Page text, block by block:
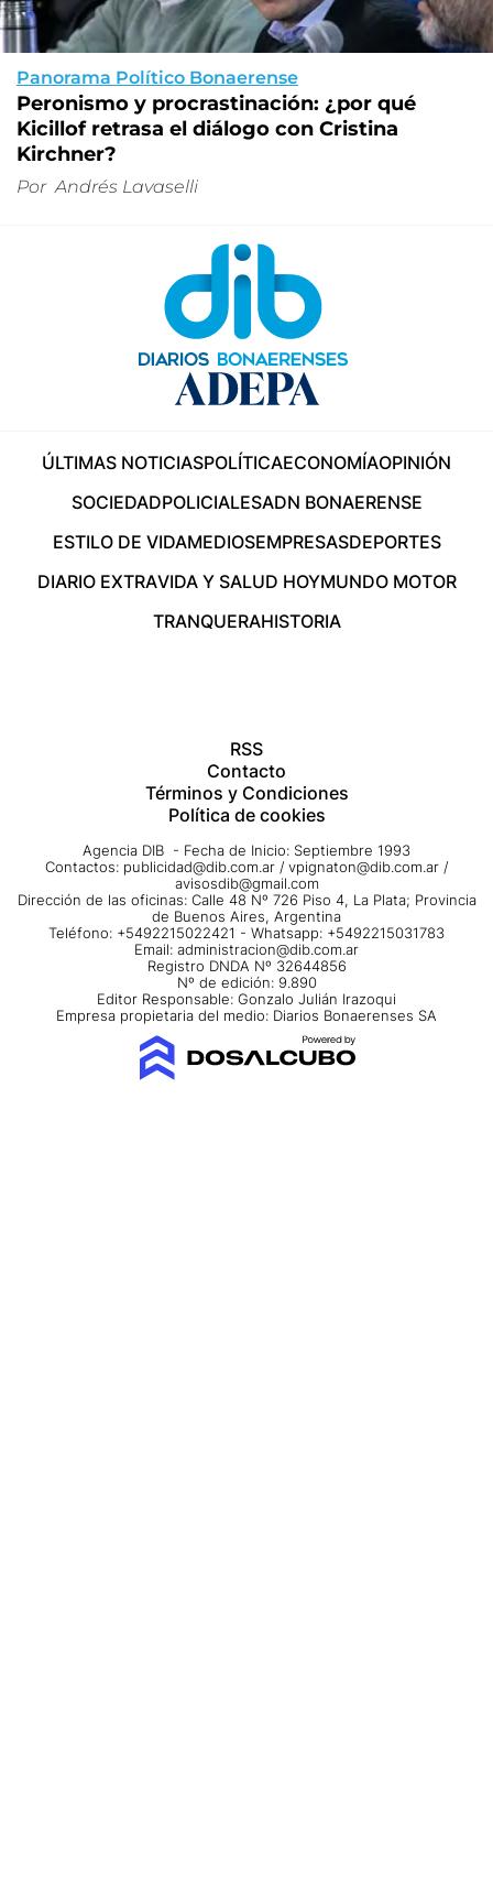
Panorama Político Bonaerense
Peronismo y procrastinación: ¿por qué
Kicillof retrasa el diálogo con Cristina
Kirchner?
Por Andrés Lavaselli
ÚLTIMAS NOTICIASPOLÍTICAECONOMÍAOPINIÓN
SOCIEDADPOLICIALESADN BONAERENSE
ESTILO DE VIDAMEDIOSEMPRESASDEPORTES
DIARIO EXTRAVIDA Y SALUD HOYMUNDO MOTOR
TRANQUERAHISTORIA
RSS
Contacto
Términos y Condiciones
Política de cookies
Agencia DIB - Fecha de Inicio: Septiembre 1993
Contactos: publicidad@dib.com.ar / vpignaton@dib.com.ar /
avisosdib@gmail.com
Dirección de las oficinas: Calle 48 Nº 726 Piso 4, La Plata; Provincia
de Buenos Aires, Argentina
Teléfono: +5492215022421 - Whatsapp: +5492215031783
Email: administracion@dib.com.ar
Registro DNDA Nº 32644856
Nº de edición: 9.890
Editor Responsable: Gonzalo Julián Irazoqui
Empresa propietaria del medio: Diarios Bonaerenses SA